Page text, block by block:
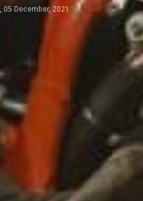
,05 December, 2021